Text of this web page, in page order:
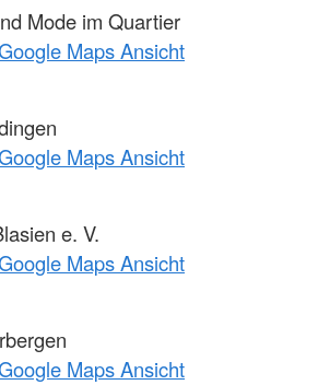
Mode im Quartier
Maps Ansicht
Maps Ansicht
e. V.
Maps Ansicht
Maps Ansicht